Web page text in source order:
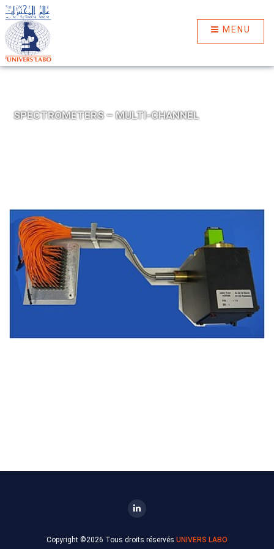
MENU
SPECTROMETERS – MULTI-CHANNEL
SPECTROMETERS
Copyright ©2026 Tous droits réservés UNIVERS LABO